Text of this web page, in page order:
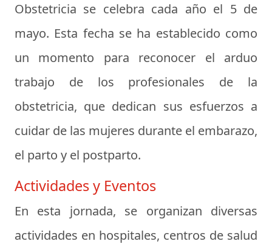
Obstetricia se celebra cada año el 5 de
mayo. Esta fecha se ha establecido como
un momento para reconocer el arduo
trabajo de los profesionales de la
obstetricia, que dedican sus esfuerzos a
cuidar de las mujeres durante el embarazo,
el parto y el postparto.
Actividades y Eventos
En esta jornada, se organizan diversas
actividades en hospitales, centros de salud